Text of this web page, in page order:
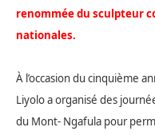
renommée du sculpteur
nationales.
À l’occasion du cinquième
Liyolo a organisé des
du Mont- Ngafula pour